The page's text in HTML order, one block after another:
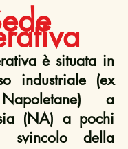
è situata in
industriale (ex
a
(NA) a pochi
svincolo della